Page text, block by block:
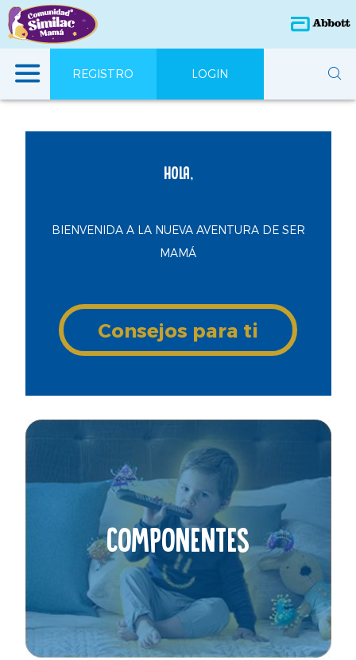
REGISTRO LOGIN
HOLA,
BIENVENIDA A LA NUEVA AVENTURA DE SER
MAMÁ
Consejos para ti
COMPONENTES